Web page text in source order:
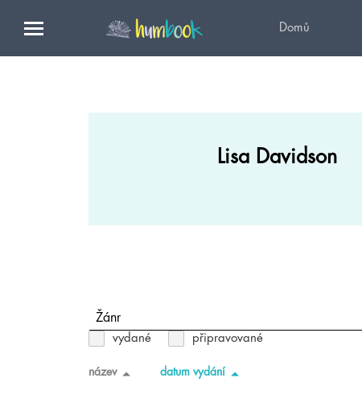
Domů
Lisa Davidson
Žánr
vydané připravované
název datum vydání